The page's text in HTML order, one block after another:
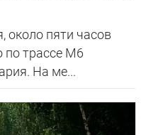
около пяти часов
по трассе М6
На ме...